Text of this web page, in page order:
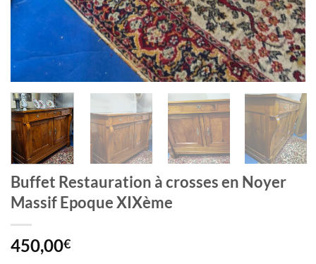
Buffet Restauration à crosses en Noyer
Massif Epoque XIXème
450,00€